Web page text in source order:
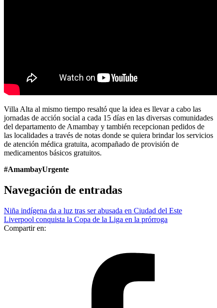
Villa Alta al mismo tiempo resaltó que la idea es llevar a cabo las
jornadas de acción social a cada 15 días en las diversas comunidades
del departamento de Amambay y también recepcionan pedidos de
las localidades a través de notas donde se quiera brindar los servicios
de atención médica gratuita, acompañado de provisión de
medicamentos básicos gratuitos.
#AmambayUrgente
Navegación de entradas
Niña indígena da a luz tras ser abusada en Ciudad del Este
Liverpool conquista la Copa de la Liga en la prórroga
Compartir en: